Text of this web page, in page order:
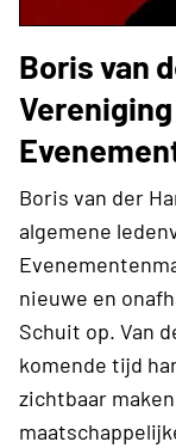
Boris van
Boris van der
algemene
nieuwe en
Schuit op. Van
komende tijd
zichtbaar